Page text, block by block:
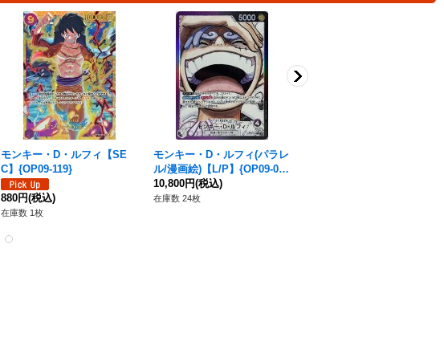
モンキー・D・ルフィ【SE
C】{OP09-119}
880円(税込)
在庫数 1枚
モンキー・D・ルフィ(パラレ
ル/漫画絵)【L/P】{OP09-06
1}
10,800円(税込)
在庫数 24枚